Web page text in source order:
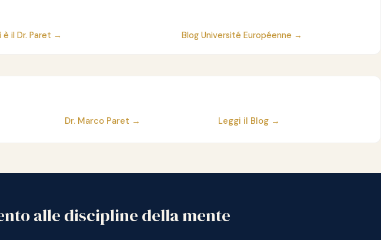
è il Dr. Paret → Blog Université Européenne →
Dr. Marco Paret → Leggi il Blog →
alle discipline della mente